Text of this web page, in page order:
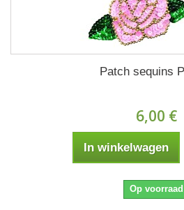
Patch sequins
6,00 €
In winkelwagen
Op voorraad